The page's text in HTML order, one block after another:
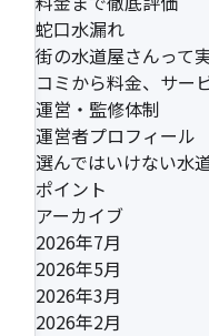
蛇口水漏れ
街の水道屋さんって
コミから料金、サー
運営・監修体制
運営者プロフィール
選んではいけない水
ポイント
アーカイブ
2026年7月
2026年5月
2026年3月
2026年2月